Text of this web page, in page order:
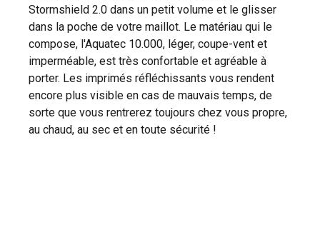
Stormshield 2.0 dans un petit volume et le glisser
dans la poche de votre maillot. Le matériau qui le
compose, l'Aquatec 10.000, léger, coupe-vent et
imperméable, est très confortable et agréable à
porter. Les imprimés réfléchissants vous rendent
encore plus visible en cas de mauvais temps, de
sorte que vous rentrerez toujours chez vous propre,
au chaud, au sec et en toute sécurité !